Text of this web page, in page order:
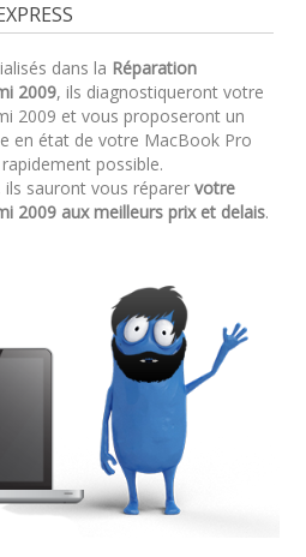
dans la Réparation
2009, ils diagnostiqueront votre
2009 et vous proposeront un
en état de votre MacBook Pro
possible.
ils sauront vous réparer votre
2009 aux meilleurs prix et delais.